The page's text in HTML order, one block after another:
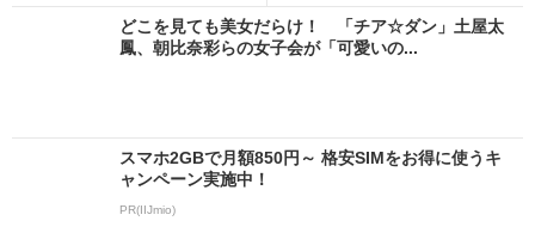
どこを見ても美女だらけ！ 「チア☆ダン」土屋太
鳳、朝比奈彩らの女子会が「可愛いの...
スマホ2GBで月額850円～ 格安SIMをお得に使うキ
ャンペーン実施中！
PR(IIJmio)